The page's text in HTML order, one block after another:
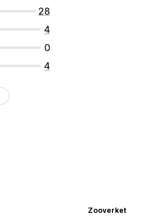
28
4
0
4
Zooverket